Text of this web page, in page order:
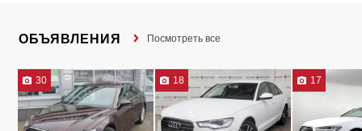
ОБЪЯВЛЕНИЯ Посмотреть все
30 18 17